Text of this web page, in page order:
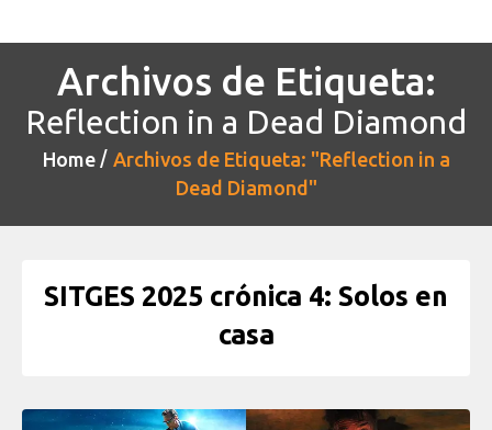
Archivos de Etiqueta:
Reflection in a Dead Diamond
Home
Archivos de Etiqueta: "Reflection in a
Dead Diamond"
SITGES 2025 crónica 4: Solos en
casa